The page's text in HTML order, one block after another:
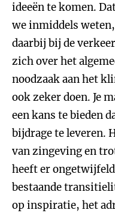
ideeën te komen.
we inmiddels
daarbij bij de
zich over het
noodzaak aan het
ook zeker doen. Je
een kans te bieden
bijdrage te leveren.
van zingeving en
heeft er
bestaande
op inspiratie, het